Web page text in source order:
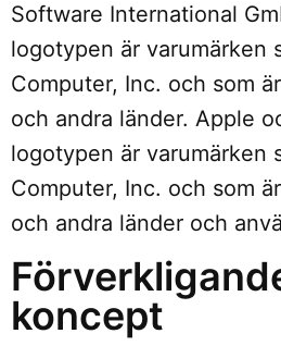
Software International
logotypen är varumärken
Computer, Inc. och som
och andra länder. Apple
logotypen är varumärken
Computer, Inc. och som
och andra länder och
koncept